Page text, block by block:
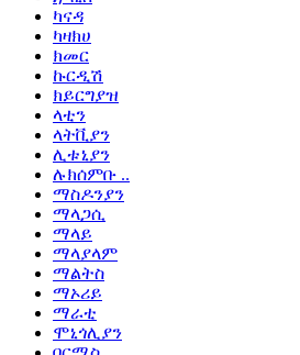
ካናዳ
ካዛክሀ
ክመር
ኩርዲሽ
ክይርግያዝ
ላቲን
ላትቪያን
ሊቱኒያን
ሉክሰምቡ ..
ማስዶንያን
ማላጋሲ
ማላይ
ማላያላም
ማልትስ
ማኦሪይ
ማራቲ
ሞኒጎሊያን